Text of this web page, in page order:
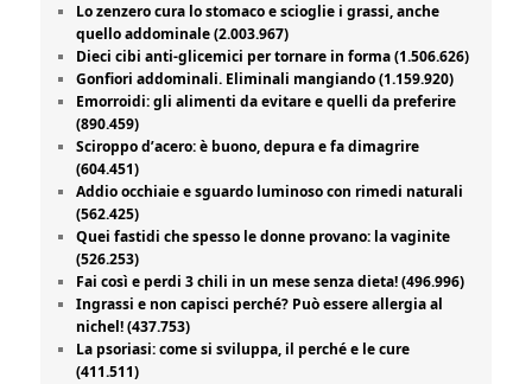
Lo zenzero cura lo stomaco e scioglie i grassi, anche
quello addominale (2.003.967)
Dieci cibi anti-glicemici per tornare in forma (1.506.626)
Gonfiori addominali. Eliminali mangiando (1.159.920)
Emorroidi: gli alimenti da evitare e quelli da preferire
(890.459)
Sciroppo d’acero: è buono, depura e fa dimagrire
(604.451)
Addio occhiaie e sguardo luminoso con rimedi naturali
(562.425)
Quei fastidi che spesso le donne provano: la vaginite
(526.253)
Fai così e perdi 3 chili in un mese senza dieta! (496.996)
Ingrassi e non capisci perché? Può essere allergia al
nichel! (437.753)
La psoriasi: come si sviluppa, il perché e le cure
(411.511)